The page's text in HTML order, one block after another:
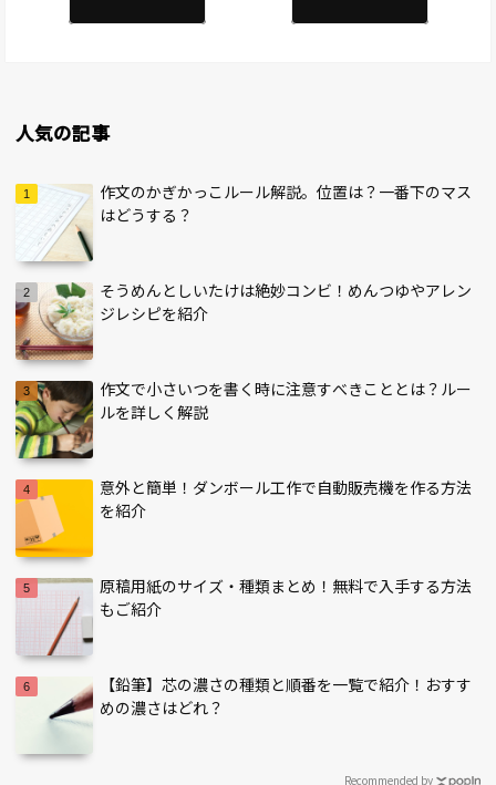
人気の記事
作文のかぎかっこルール解説。位置は？一番下のマス
はどうする？
そうめんとしいたけは絶妙コンビ！めんつゆやアレン
ジレシピを紹介
作文で小さいつを書く時に注意すべきこととは？ルー
ルを詳しく解説
意外と簡単！ダンボール工作で自動販売機を作る方法
を紹介
原稿用紙のサイズ・種類まとめ！無料で入手する方法
もご紹介
【鉛筆】芯の濃さの種類と順番を一覧で紹介！おすす
めの濃さはどれ？
Recommended by